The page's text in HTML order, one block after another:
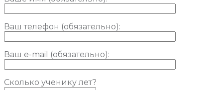
Ваш телефон (обязательно):
Ваш e-mail (обязательно):
Сколько ученику лет?